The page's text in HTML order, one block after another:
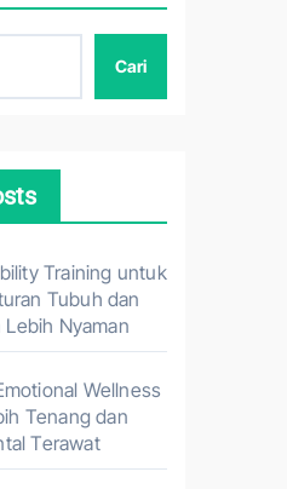
Cari
Training untuk
Tubuh dan
Nyaman
Wellness
Tenang dan
Terawat